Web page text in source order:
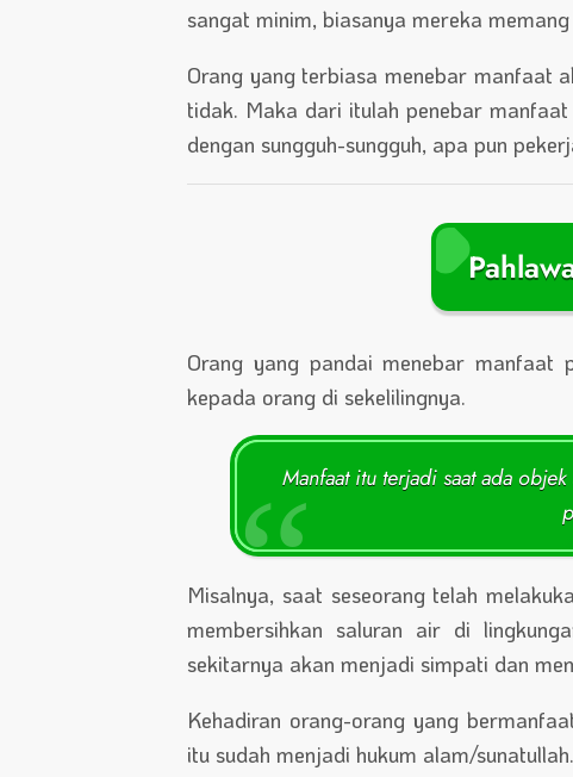
sangat minim, biasanya mereka
Orang yang terbiasa menebar manfaat
tidak. Maka dari itulah penebar
dengan sungguh-sungguh, apa pun
Orang yang pandai menebar manfaat
kepada orang di sekelilingnya.
Manfaat itu terjadi saat ada
Misalnya, saat seseorang telah
membersihkan saluran air di
sekitarnya akan menjadi simpati dan
Kehadiran orang-orang yang
itu sudah menjadi hukum alam/